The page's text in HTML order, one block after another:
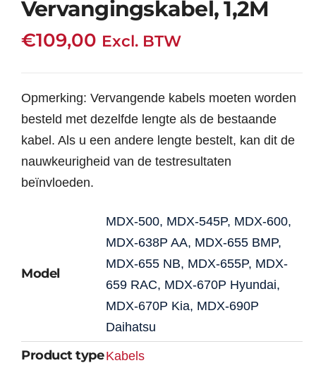
Vervangingskabel, 1,2M
€109,00 Excl. BTW
Opmerking: Vervangende kabels moeten worden
besteld met dezelfde lengte als de bestaande
kabel. Als u een andere lengte bestelt, kan dit de
nauwkeurigheid van de testresultaten
beïnvloeden.
Model
MDX-500, MDX-545P, MDX-600,
MDX-638P AA, MDX-655 BMP,
MDX-655 NB, MDX-655P, MDX-
659 RAC, MDX-670P Hyundai,
MDX-670P Kia, MDX-690P
Daihatsu
Product typeKabels